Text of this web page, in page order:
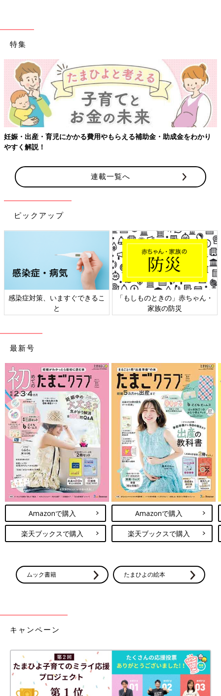
特集
妊娠・出産・育児にかかる費用やもらえる補助金・助成金をわかり
やすく解説！
連載一覧へ
ピックアップ
感染症対策、いますぐできるこ
と
「もしものときの」赤ちゃん・
家族の防災
最新号
Amazonで購入
楽天ブックスで購入
Amazonで購入
楽天ブックスで購入
ムック書籍 たまひよの絵本
キャンペーン